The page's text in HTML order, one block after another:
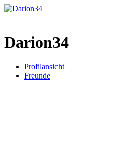
Darion34
Profilansicht
Freunde